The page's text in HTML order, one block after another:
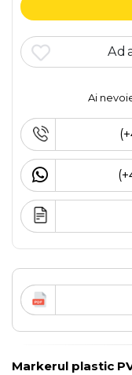
Ai
Markerul plastic